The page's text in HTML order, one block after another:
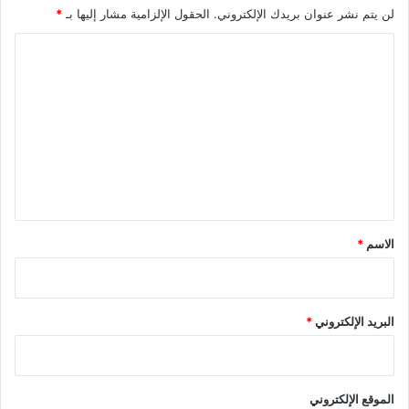
لن يتم نشر عنوان بريدك الإلكتروني. الحقول الإلزامية مشار إليها بـ *
*
الاسم *
البريد الإلكتروني*
الموقع الإلكتروني